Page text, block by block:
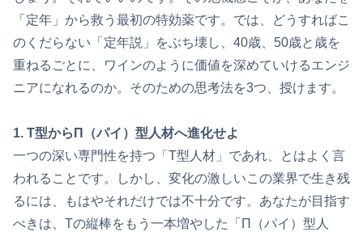
「定年」から救う最初の特効薬です。では、どうすればこ
のくだらない「定年説」をぶち壊し、40歳、50歳と歳を
重ねるごとに、ワインのように価値を深めていけるエンジ
ニアになれるのか。そのための思考法を3つ、授けます。
1. T型からΠ（パイ）型人材へ進化せよ
一つの深い専門性を持つ「T型人材」であれ、とはよく言
われることです。しかし、変化の激しいこの業界で生き残
るには、もはやそれだけでは不十分です。あなたが目指す
べきは、Tの縦棒をもう一本増やした「Π（パイ）型人